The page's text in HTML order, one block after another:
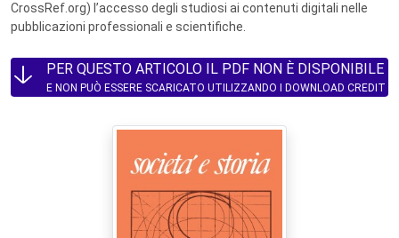
CrossRef.org) l’accesso degli studiosi ai contenuti digitali nelle
pubblicazioni professionali e scientifiche.
PER QUESTO ARTICOLO IL PDF NON È DISPONIBILE
E NON PUÒ ESSERE SCARICATO UTILIZZANDO I DOWNLOAD CREDIT